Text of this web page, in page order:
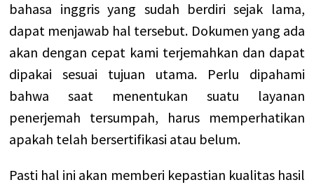
bahasa inggris yang sudah berdiri sejak lama,
dapat menjawab hal tersebut. Dokumen yang ada
akan dengan cepat kami terjemahkan dan dapat
dipakai sesuai tujuan utama. Perlu dipahami
bahwa saat menentukan suatu layanan
penerjemah tersumpah, harus memperhatikan
apakah telah bersertifikasi atau belum.
Pasti hal ini akan memberi kepastian kualitas hasil